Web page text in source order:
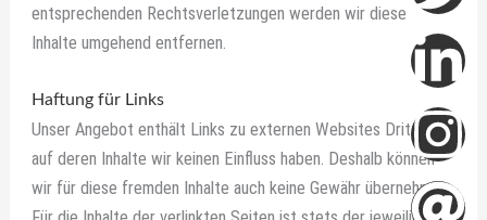
entsprechenden Rechtsverletzungen werden wir diese
Inhalte umgehend entfernen.
Haftung für Links
Unser Angebot enthält Links zu externen Websites Dritter,
auf deren Inhalte wir keinen Einfluss haben. Deshalb können
wir für diese fremden Inhalte auch keine Gewähr übernehmen.